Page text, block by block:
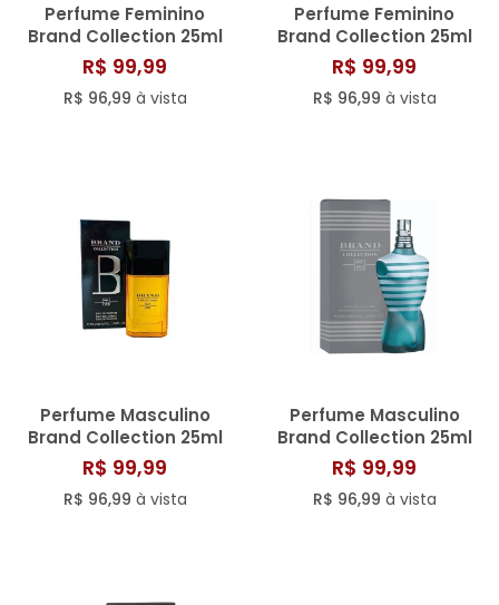
Perfume Feminino
Brand Collection 25ml
N° 132
R$ 99,99
R$ 96,99 à vista
Perfume Feminino
Brand Collection 25ml
N° 093
R$ 99,99
R$ 96,99 à vista
Perfume Masculino
Brand Collection 25ml
N° 175
R$ 99,99
R$ 96,99 à vista
Perfume Masculino
Brand Collection 25ml
N° 153
R$ 99,99
R$ 96,99 à vista